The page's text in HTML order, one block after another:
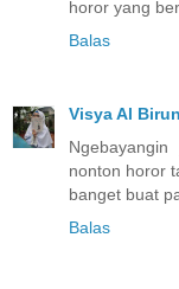
horor yang
Balas
Visya Al
nonton horor
banget buat
Balas